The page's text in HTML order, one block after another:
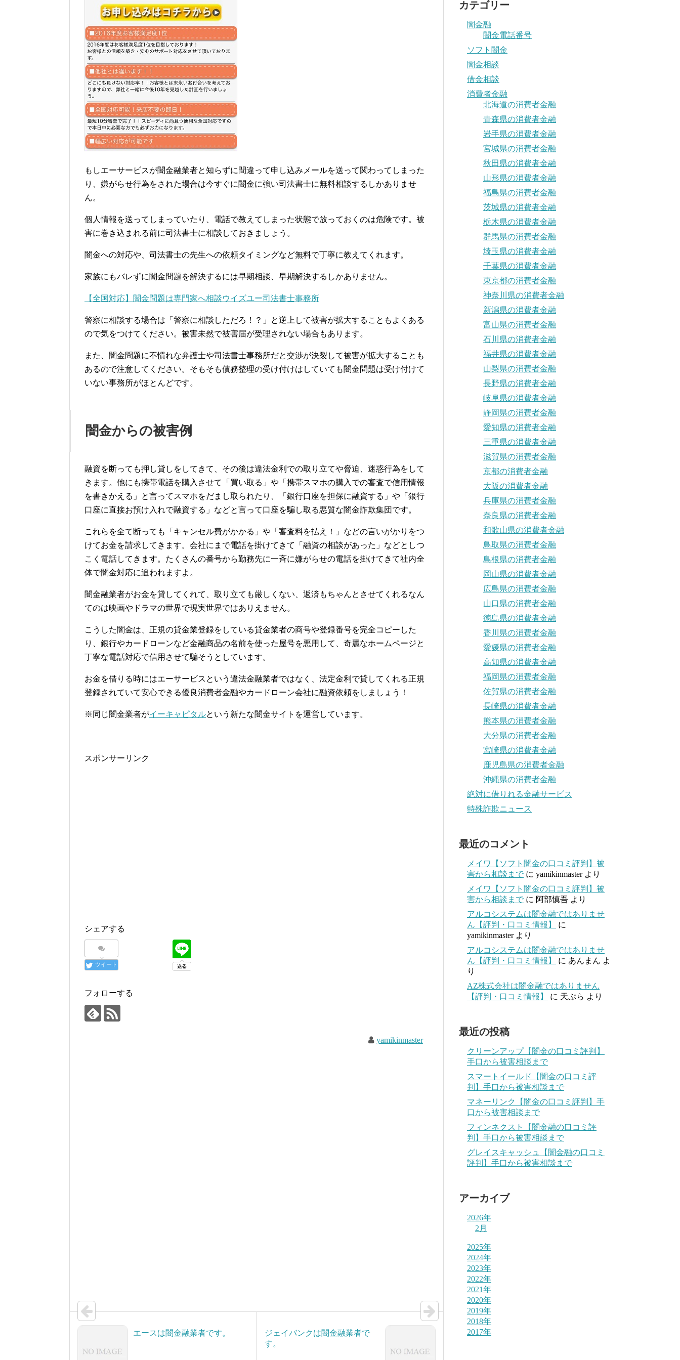
もしエーサービスが闇金融業者と知らずに間違って申し込みメールを送って関わってしまった
り、嫌がらせ行為をされた場合は今すぐに闇金に強い司法書士に無料相談するしかありませ
ん。
個人情報を送ってしまっていたり、電話で教えてしまった状態で放っておくのは危険です。被
害に巻き込まれる前に司法書士に相談しておきましょう。
闇金への対応や、司法書士の先生への依頼タイミングなど無料で丁寧に教えてくれます。
家族にもバレずに闇金問題を解決するには早期相談、早期解決するしかありません。
【全国対応】闇金問題は専門家へ相談ウイズユー司法書士事務所
警察に相談する場合は「警察に相談しただろ！？」と逆上して被害が拡大することもよくある
ので気をつけてください。被害未然で被害届が受理されない場合もあります。
また、闇金問題に不慣れな弁護士や司法書士事務所だと交渉が決裂して被害が拡大することも
あるので注意してください。そもそも債務整理の受け付けはしていても闇金問題は受け付けて
いない事務所がほとんどです。
闇金からの被害例
融資を断っても押し貸しをしてきて、その後は違法金利での取り立てや脅迫、迷惑行為をして
きます。他にも携帯電話を購入させて「買い取る」や「携帯スマホの購入での審査で信用情報
を書きかえる」と言ってスマホをだまし取られたり、「銀行口座を担保に融資する」や「銀行
口座に直接お預け入れで融資する」などと言って口座を騙し取る悪質な闇金詐欺集団です。
これらを全て断っても「キャンセル費がかかる」や「審査料を払え！」などの言いがかりをつ
けてお金を請求してきます。会社にまで電話を掛けてきて「融資の相談があった」などとしつ
こく電話してきます。たくさんの番号から勤務先に一斉に嫌がらせの電話を掛けてきて社内全
体で闇金対応に追われますよ。
闇金融業者がお金を貸してくれて、取り立ても厳しくない、返済もちゃんとさせてくれるなん
てのは映画やドラマの世界で現実世界ではありえません。
こうした闇金は、正規の貸金業登録をしている貸金業者の商号や登録番号を完全コピーした
り、銀行やカードローンなど金融商品の名前を使った屋号を悪用して、奇麗なホームページと
丁寧な電話対応で信用させて騙そうとしています。
お金を借りる時にはエーサービスという違法金融業者ではなく、法定金利で貸してくれる正規
登録されていて安心できる優良消費者金融やカードローン会社に融資依頼をしましょう！
※同じ闇金業者がイーキャピタルという新たな闇金サイトを運営しています。
スポンサーリンク
シェアする
ツイート
フォローする
yamikinmaster
エースは闇金融業者です。
ジェイバンクは闇金融業者で
す。
カテゴリー
闇金融
闇金電話番号
ソフト闇金
闇金相談
借金相談
消費者金融
北海道の消費者金融
青森県の消費者金融
岩手県の消費者金融
宮城県の消費者金融
秋田県の消費者金融
山形県の消費者金融
福島県の消費者金融
茨城県の消費者金融
栃木県の消費者金融
群馬県の消費者金融
埼玉県の消費者金融
千葉県の消費者金融
東京都の消費者金融
神奈川県の消費者金融
新潟県の消費者金融
富山県の消費者金融
石川県の消費者金融
福井県の消費者金融
山梨県の消費者金融
長野県の消費者金融
岐阜県の消費者金融
静岡県の消費者金融
愛知県の消費者金融
三重県の消費者金融
滋賀県の消費者金融
京都の消費者金融
大阪の消費者金融
兵庫県の消費者金融
奈良県の消費者金融
和歌山県の消費者金融
鳥取県の消費者金融
島根県の消費者金融
岡山県の消費者金融
広島県の消費者金融
山口県の消費者金融
徳島県の消費者金融
香川県の消費者金融
愛媛県の消費者金融
高知県の消費者金融
福岡県の消費者金融
佐賀県の消費者金融
長崎県の消費者金融
熊本県の消費者金融
大分県の消費者金融
宮崎県の消費者金融
鹿児島県の消費者金融
沖縄県の消費者金融
絶対に借りれる金融サービス
特殊詐欺ニュース
最近のコメント
メイワ【ソフト闇金の口コミ評判】被
害から相談まで に yamikinmasterより
メイワ【ソフト闇金の口コミ評判】被
害から相談まで に 阿部慎吾 より
アルコシステムは闇金融ではありませ
ん【評判・口コミ情報】
に
yamikinmasterより
アルコシステムは闇金融ではありませ
ん【評判・口コミ情報】
に あんまん よ
り
AZ株式会社は闇金融ではありません
【評判・口コミ情報】
に 天ぷら より
最近の投稿
クリーンアップ【闇金の口コミ評判】
手口から被害相談まで
スマートイールド【闇金の口コミ評
判】手口から被害相談まで
マネーリンク【闇金の口コミ評判】手
口から被害相談まで
フィンネクスト【闇金融の口コミ評
判】手口から被害相談まで
グレイスキャッシュ【闇金融の口コミ
評判】手口から被害相談まで
アーカイブ
2026年
2月
2025年
2024年
2023年
2022年
2021年
2020年
2019年
2018年
2017年